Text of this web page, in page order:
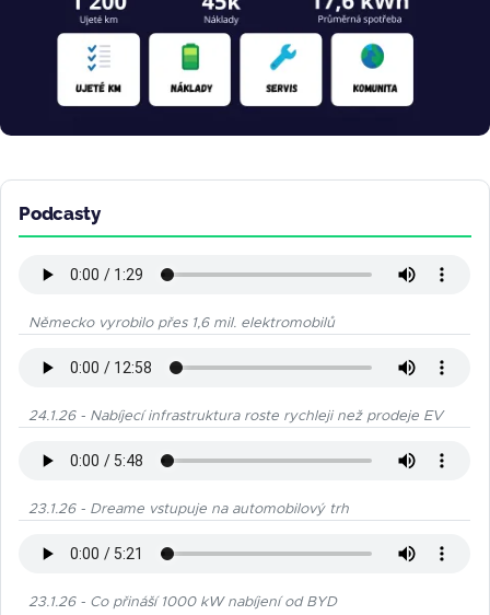
Podcasty
Německo vyrobilo přes 1,6 mil. elektromobilů
24.1.26 - Nabíjecí infrastruktura roste rychleji než prodeje EV
23.1.26 - Dreame vstupuje na automobilový trh
23.1.26 - Co přináší 1000 kW nabíjení od BYD